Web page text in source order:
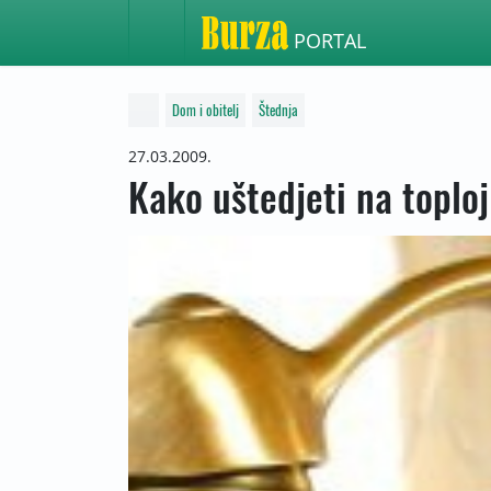
PORTAL
Dom i obitelj Štednja
27.03.2009.
Kako uštedjeti na